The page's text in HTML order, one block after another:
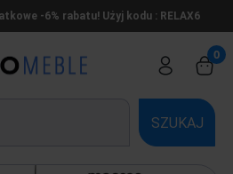
-6% rabatu! Użyj kodu : RELAX6
SZUKAJ